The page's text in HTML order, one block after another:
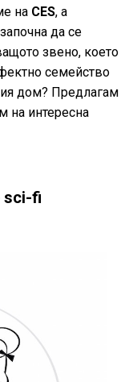
на CES, а
да се
звено, което
семейство
дом? Предлагам
на интересна
sci-fi